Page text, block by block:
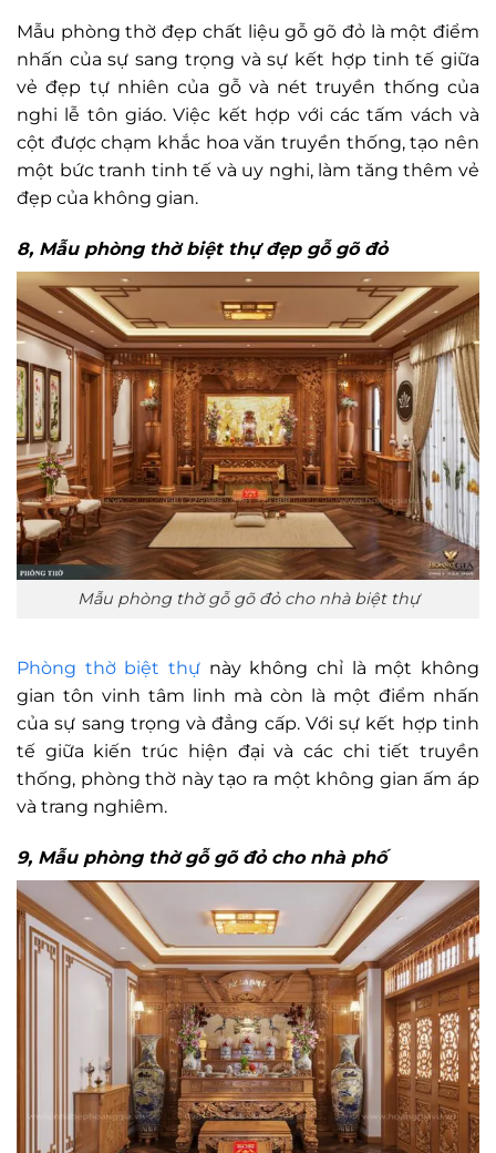
Mẫu phòng thờ đẹp chất liệu gỗ gõ đỏ là một điểm
nhấn của sự sang trọng và sự kết hợp tinh tế giữa
vẻ đẹp tự nhiên của gỗ và nét truyền thống của
nghi lễ tôn giáo. Việc kết hợp với các tấm vách và
cột được chạm khắc hoa văn truyền thống, tạo nên
một bức tranh tinh tế và uy nghi, làm tăng thêm vẻ
đẹp của không gian.
8, Mẫu phòng thờ biệt thự đẹp gỗ gõ đỏ
Mẫu phòng thờ gỗ gõ đỏ cho nhà biệt thự
Phòng thờ biệt thự này không chỉ là một không
gian tôn vinh tâm linh mà còn là một điểm nhấn
của sự sang trọng và đẳng cấp. Với sự kết hợp tinh
tế giữa kiến trúc hiện đại và các chi tiết truyền
thống, phòng thờ này tạo ra một không gian ấm áp
và trang nghiêm.
9, Mẫu phòng thờ gỗ gõ đỏ cho nhà phố